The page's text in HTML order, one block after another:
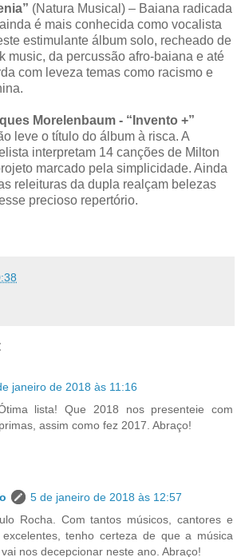
(Natura Musical) – Baiana radicada
é mais conhecida como vocalista
estimulante álbum solo, recheado de
music, da percussão afro-baiana e até
com leveza temas como racismo e
Morelenbaum - “Invento +”
leve o título do álbum à risca. A
interpretam 14 canções de Milton
marcado pela simplicidade. Ainda
releituras da dupla realçam belezas
precioso repertório.
janeiro de 2018 às 11:16
lista! Que 2018 nos presenteie com
assim como fez 2017. Abraço!
5 de janeiro de 2018 às 12:57
Rocha. Com tantos músicos, cantores e
excelentes, tenho certeza de que a música
nos decepcionar neste ano. Abraço!